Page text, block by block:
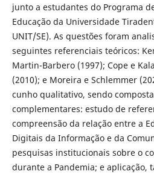
junto a estudantes do Programa
Educação da Universidade
UNIT/SE). As questões foram
seguintes referenciais teóricos:
Martin-Barbero (1997); Cope e
(2010); e Moreira e Schlemmer
cunho qualitativo, sendo
complementares: estudo de
compreensão da relação entre a
Digitais da Informação e da
pesquisas institucionais sobre o
durante a Pandemia; e aplicação,